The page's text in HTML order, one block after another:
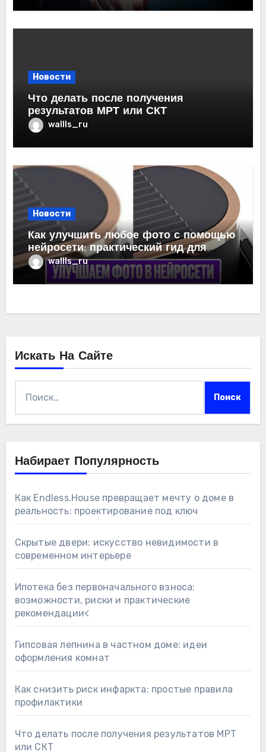
Новости
Что делать после получения
результатов МРТ или СКТ
wallls_ru
Новости
Как улучшить любое фото с помощью
нейросети: практический гид для
фотографов и любителей
wallls_ru
Искать На Сайте
Набирает Популярность
Как Endless.House превращает мечту о доме в
реальность: проектирование под ключ
Скрытые двери: искусство невидимости в
современном интерьере
Ипотека без первоначального взноса:
возможности, риски и практические
рекомендации<
Гипсовая лепнина в частном доме: идеи
оформления комнат
Как снизить риск инфаркта: простые правила
профилактики
Что делать после получения результатов МРТ
или СКТ